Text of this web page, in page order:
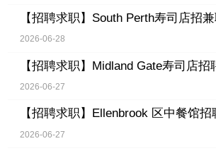
【招聘求职】 South Perth寿司店招
2026-06-28
【招聘求职】 Midland Gate寿司店招
2026-06-27
【招聘求职】 Ellenbrook 区中餐馆招
2026-06-27